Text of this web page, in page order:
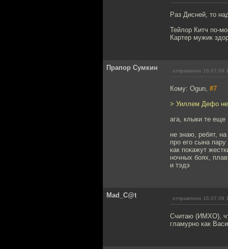
Раз Дисней, то
Тейлор Китч по-
Картер мужик
Прапор Сумкин отправлено 16.07.09
Кому: Ogun, #7
> Уиллем Дефо не
ага, клыки те еще
не знаю, ребят,
про его сына
как покажут
ночных боях,
и тэдэ
Mad_C@t отправлено 16.07.09
Считаю (ИМХО),
гламурно как